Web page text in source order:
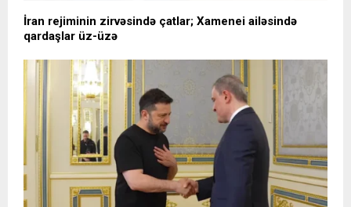
İran rejiminin zirvəsində çatlar; Xamenei ailəsində
qardaşlar üz-üzə